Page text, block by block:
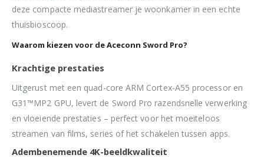
deze compacte mediastreamer je woonkamer in een echte
thuisbioscoop.
Waarom kiezen voor de Aceconn Sword Pro?
Krachtige prestaties
Uitgerust met een quad-core ARM Cortex-A55 processor en
G31™MP2 GPU, levert de Sword Pro razendsnelle verwerking
en vloeiende prestaties – perfect voor het moeiteloos
streamen van films, series of het schakelen tussen apps.
Adembenemende 4K-beeldkwaliteit